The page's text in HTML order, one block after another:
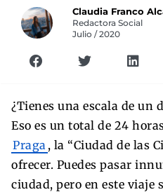
Claudia Franco
Redactora Social
Julio / 2020
¿Tienes una escala de un
Eso es un total de 24
Praga , la “Ciudad de las
ofrecer. Puedes pasar
ciudad, pero en este viaje